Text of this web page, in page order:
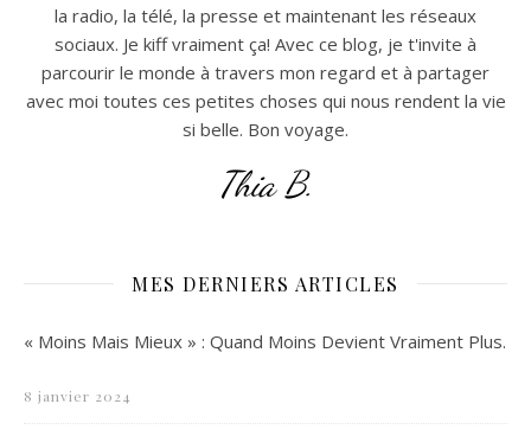
la radio, la télé, la presse et maintenant les réseaux
sociaux. Je kiff vraiment ça! Avec ce blog, je t'invite à
parcourir le monde à travers mon regard et à partager
avec moi toutes ces petites choses qui nous rendent la vie
si belle. Bon voyage.
Thia B.
MES DERNIERS ARTICLES
« Moins Mais Mieux » : Quand Moins Devient Vraiment Plus.
8 janvier 2024